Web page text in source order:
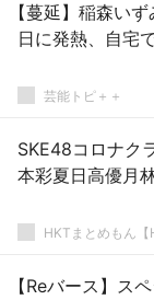
【蔓延】稲森い
日に発熱、自宅
芸能トピ＋＋
SKE48コロナク
本彩夏日高優月
HKTまとめもん【
【Reバース】ス